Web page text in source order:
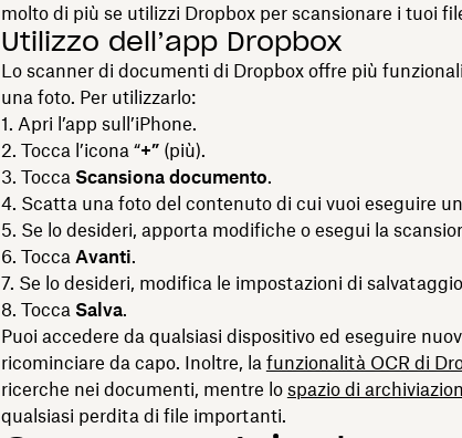
molto di più se utilizzi Dropbox per scansionare i tuoi
Utilizzo dell’app Dropbox
Lo scanner di documenti di Dropbox offre più
una foto. Per utilizzarlo:
Apri l’app sull’iPhone.
Tocca l’icona “+”(più).
Tocca Scansiona documento.
Scatta una foto del contenuto di cui vuoi eseguire
Se lo desideri, apporta modifiche o esegui la
Tocca Avanti.
Se lo desideri, modifica le impostazioni di
Tocca Salva.
Puoi accedere da qualsiasi dispositivo ed eseguire
ricominciare da capo. Inoltre, la funzionalità OCR di
ricerche nei documenti, mentre lo spazio di
qualsiasi perdita di file importanti.